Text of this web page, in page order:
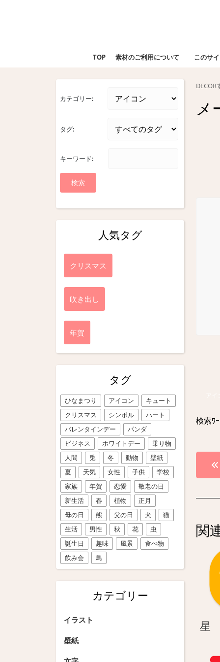
TOP 素材のご利用について このサ
カテゴリー:
タグ:
キーワード:
人気タグ
クリスマス
吹き出し
年賀
タグ
ひなまつり アイコン
キュート
クリスマス
シンボル
ハート
バレンタインデー
パンダ
ビジネス
ホワイトデー
乗り物
人間
兎 冬 動物
壁紙
夏
天気 女性 子供
学校
家族
年賀 恋愛
敬老の日
新生活
春 植物
正月
母の日
熊 父の日 犬
猫
生活
男性 秋 花
虫
誕生日
趣味 風景
食べ物
飲み会
鳥
カテゴリー
イラスト
壁紙
メ
検索ﾜ
投
稿
ナ
ゲ
シ
ョ
関
星